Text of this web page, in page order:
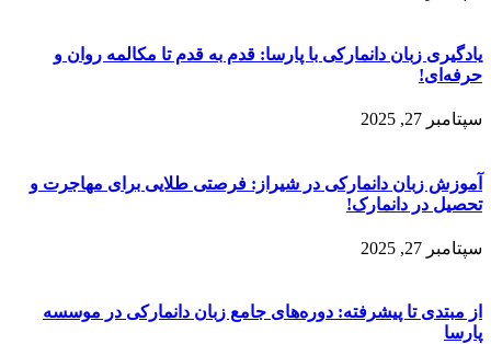
یادگیری زبان دانمارکی با پارسا: قدم به قدم تا مکالمه روان و
حرفه‌ای!
سپتامبر 27, 2025
آموزش زبان دانمارکی در شیراز: فرصتی طلایی برای مهاجرت و
تحصیل در دانمارک!
سپتامبر 27, 2025
از مبتدی تا پیشرفته: دوره‌های جامع زبان دانمارکی در موسسه
پارسا